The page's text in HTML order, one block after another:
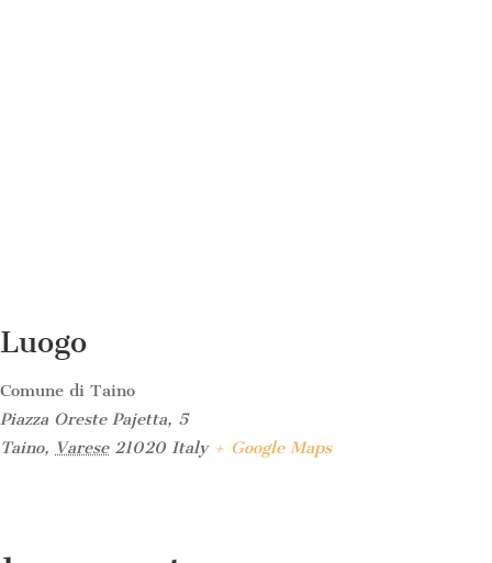
Luogo
Comune di Taino
Piazza Oreste Pajetta, 5
Taino, Varese 21020 Italy + Google Maps